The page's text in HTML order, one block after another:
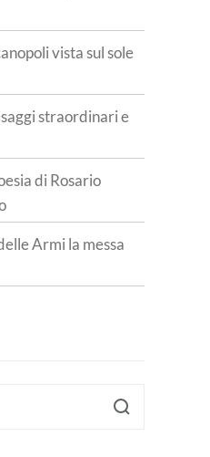
vista sul sole
straordinari e
di Rosario
Armi la messa